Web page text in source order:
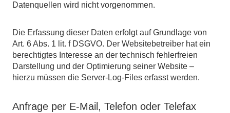
Datenquellen wird nicht vorgenommen.
Die Erfassung dieser Daten erfolgt auf Grundlage von
Art. 6 Abs. 1 lit. f DSGVO. Der Websitebetreiber hat ein
berechtigtes Interesse an der technisch fehlerfreien
Darstellung und der Optimierung seiner Website –
hierzu müssen die Server-Log-Files erfasst werden.
Anfrage per E-Mail, Telefon oder Telefax